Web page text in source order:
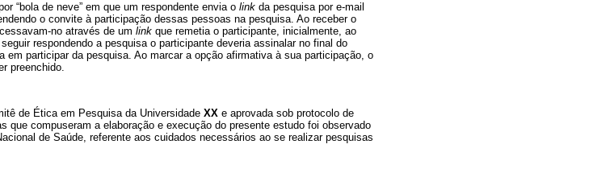
“bola de neve” em que um respondente envia o link da pesquisa por e-mail
o convite à participação dessas pessoas na pesquisa. Ao receber o
no através de um link que remetia o participante, inicialmente, ao
respondendo a pesquisa o participante deveria assinalar no final do
em participar da pesquisa. Ao marcar a opção afirmativa à sua participação, o
preenchido.
de Ética em Pesquisa da Universidade XX e aprovada sob protocolo de
que compuseram a elaboração e execução do presente estudo foi observado
de Saúde, referente aos cuidados necessários ao se realizar pesquisas